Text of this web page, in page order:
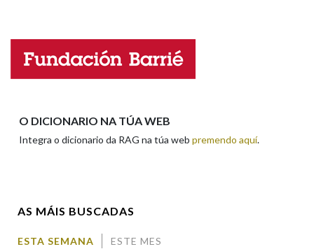
LIMPAR
Nome
O DICIONARIO NA TÚA WEB
Integra o dicionario da RAG na túa web premendo aquí.
AS MÁIS BUSCADAS
ESTA SEMANA ESTE MES